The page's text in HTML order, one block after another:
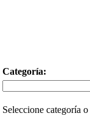
Categoría:
Seleccione categoría